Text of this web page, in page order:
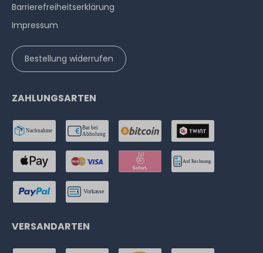
Barrierefreiheitserklärung
Impressum
Bestellung widerrufen
ZAHLUNGSARTEN
VERSANDARTEN